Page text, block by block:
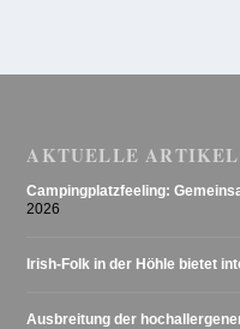
AKTUELLE ARTIKEL
Campingplatzfeeling:
2026
Irish-Folk in der Höhle bietet
Ausbreitung der